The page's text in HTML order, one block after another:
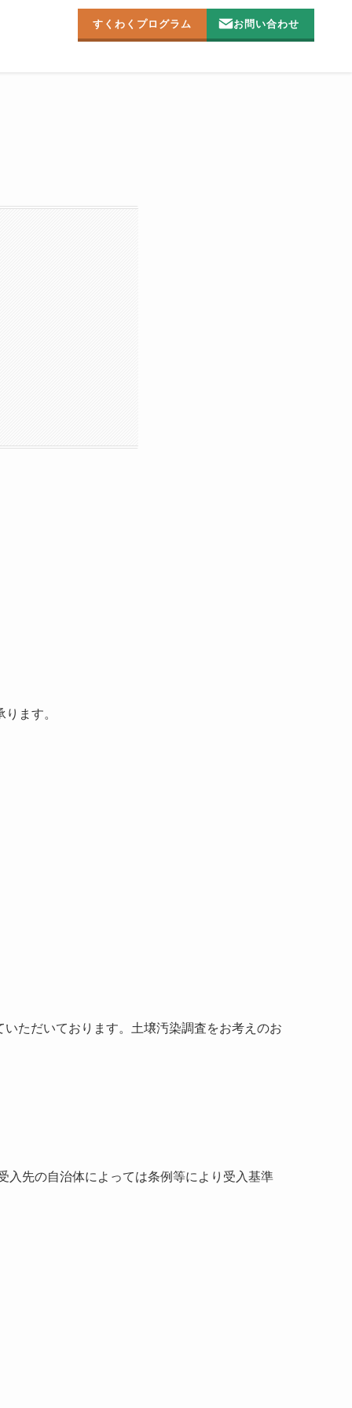
すくわくプログラム お問い合わせ
ます。
ただいております。土壌汚染調査をお考えのお
入先の自治体によっては条例等により受入基準